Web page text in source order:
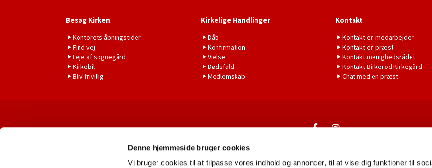
Denne hjemmeside bruger cookies
Vi bruger cookies til at tilpasse vores indhold og annoncer, til at vise dig funktioner til
Besøg Kirken
Kontorets åbningstider
Find vej
Leje af sognegård
Kirkebil
Bliv frivillig
Kirkelige Handlinger
Dåb
Konfirmation
Vielse
Dødsfald
Medlemskab
Kontakt
Kontakt en medarbejder
Kontakt en præst
Kontakt menighedsrådet
Kontakt Birkerød Kirkegård
Chat med en præst